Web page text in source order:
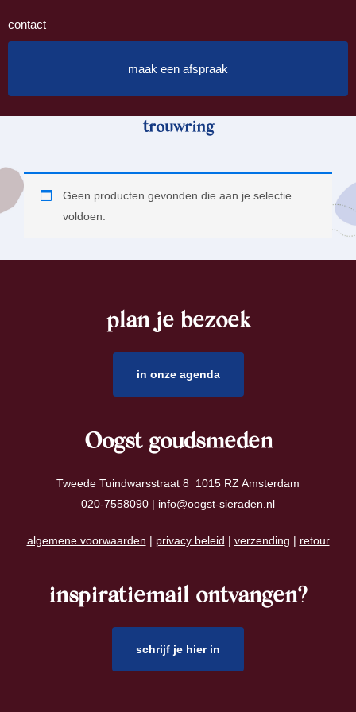
contact
maak een afspraak
trouwring
Geen producten gevonden die aan je selectie
voldoen.
plan je bezoek
in onze agenda
Oogst goudsmeden
Tweede Tuindwarsstraat 8 1015 RZ Amsterdam
020-7558090 | info@oogst-sieraden.nl
algemene voorwaarden | privacy beleid | verzending | retour
inspiratiemail ontvangen?
schrijf je hier in